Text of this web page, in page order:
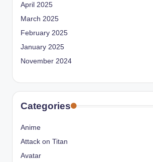
April 2025
March 2025
February 2025
January 2025
November 2024
Categories
Anime
Attack on Titan
Avatar